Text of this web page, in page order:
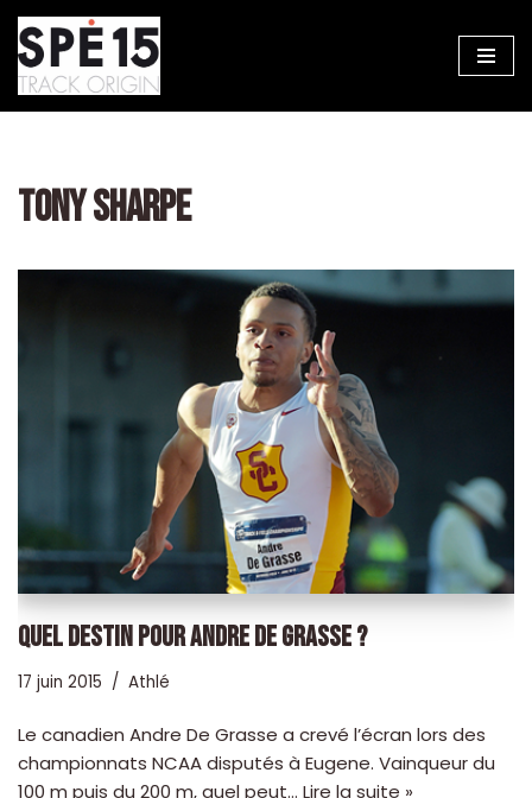
Aller
au
TONY SHARPE
QUEL DESTIN POUR ANDRE DE GRASSE ?
17 juin 2015 Athlé
Le canadien Andre De Grasse a crevé l’écran lors des
championnats NCAA disputés à Eugene. Vainqueur du
100 m puis du 200 m, quel peut… Lire la suite »